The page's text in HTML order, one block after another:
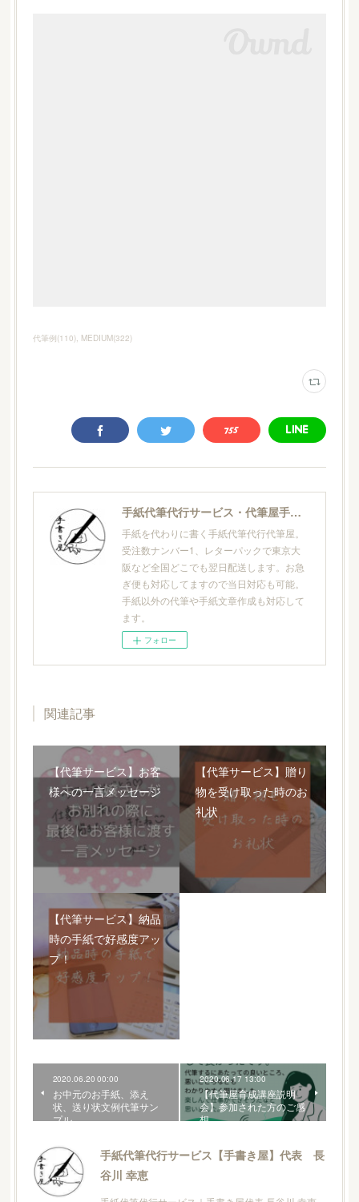
代筆例(110) MEDIUM(322)
手紙代筆代行サービス・代筆屋手書き屋®
手紙を代わりに書く手紙代筆代行代筆屋。
受注数ナンバー1、レターパックで東京大
阪など全国どこでも翌日配送します。お急
ぎ便も対応してますので当日対応も可能。
手紙以外の代筆や手紙文章作成も対応して
ます。
フォロー
関連記事
【代筆サービス】お客
様への一言メッセージ
【代筆サービス】贈り
物を受け取った時のお
礼状
【代筆サービス】納品
時の手紙で好感度アッ
プ！
2020.06.20 00:00
お中元のお手紙、添え
状、送り状文例代筆サン
プル
2020.06.17 13:00
【代筆屋育成講座説明
会】参加された方のご感
想
手紙代筆代行サービス【手書き屋】代表 長
谷川 幸恵